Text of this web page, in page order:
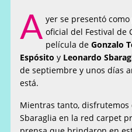
A yer se presentó
oficial del Festival de
película deGonzalo
Espósitoy Leonardo
de septiembre y unos días
está.
Mientras tanto, disfrutemos
Sbaraglia en la red carpet